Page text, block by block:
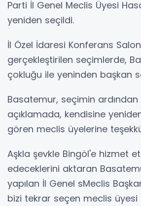
Parti İl Genel Meclis Üyesi
yeniden seçildi.
İl Özel İdaresi Konferans
gerçekleştirilen seçimlerde,
çokluğu ile yeninden başkan
Basatemur, seçimin ardından
açıklamada, kendisine
gören meclis üyelerine
Aşkla şevkle Bingöl'e hizmet
edeceklerini aktaran
yapılan İl Genel sMeclis
bizi tekrar seçen meclis üyesi